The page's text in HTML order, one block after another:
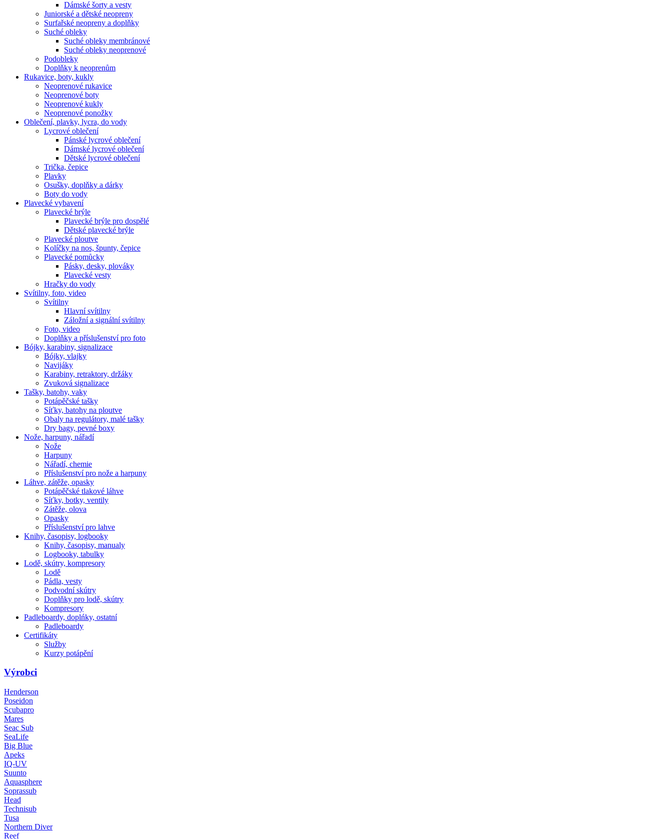
Dámské šorty a vesty
Juniorské a dětské neopreny
Surfařské neopreny a doplňky
Suché obleky
Suché obleky membránové
Suché obleky neoprenové
Podobleky
Doplňky k neoprenům
Rukavice, boty, kukly
Neoprenové rukavice
Neoprenové boty
Neoprenové kukly
Neoprenové ponožky
Oblečení, plavky, lycra, do vody
Lycrové oblečení
Pánské lycrové oblečení
Dámské lycrové oblečení
Dětské lycrové oblečení
Trička, čepice
Plavky
Osušky, doplňky a dárky
Boty do vody
Plavecké vybavení
Plavecké brýle
Plavecké brýle pro dospělé
Dětské plavecké brýle
Plavecké ploutve
Kolíčky na nos, špunty, čepice
Plavecké pomůcky
Pásky, desky, plováky
Plavecké vesty
Hračky do vody
Svítilny, foto, video
Svítilny
Hlavní svítilny
Záložní a signální svítilny
Foto, video
Doplňky a příslušenství pro foto
Bójky, karabiny, signalizace
Bójky, vlajky
Navijáky
Karabiny, retraktory, držáky
Zvuková signalizace
Tašky, batohy, vaky
Potápěčské tašky
Síťky, batohy na ploutve
Obaly na regulátory, malé tašky
Dry bagy, pevné boxy
Nože, harpuny, nářadí
Nože
Harpuny
Nářadí, chemie
Příslušenství pro nože a harpuny
Láhve, zátěže, opasky
Potápěčské tlakové láhve
Síťky, botky, ventily
Zátěže, olova
Opasky
Příslušenství pro lahve
Knihy, časopisy, logbooky
Knihy, časopisy, manualy
Logbooky, tabulky
Lodě, skútry, kompresory
Lodě
Pádla, vesty
Podvodní skútry
Doplňky pro lodě, skútry
Kompresory
Padleboardy, doplńky, ostatní
Padleboardy
Certifikáty
Služby
Kurzy potápění
Výrobci
Henderson
Poseidon
Scubapro
Mares
Seac Sub
SeaLife
Big Blue
Apeks
IQ-UV
Suunto
Aquasphere
Soprassub
Head
Technisub
Tusa
Northern Diver
Reef